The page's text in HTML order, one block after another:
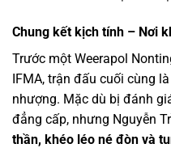
Chung kết kịch tính – Nơi
Trước một Weerapol
IFMA, trận đấu cuối cùng
nhượng. Mặc dù bị đánh
đẳng cấp, nhưng Nguyễn
thần, khéo léo né đòn và